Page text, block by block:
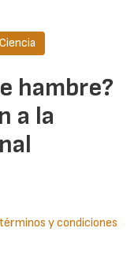
hambre?
a la
términos y condiciones